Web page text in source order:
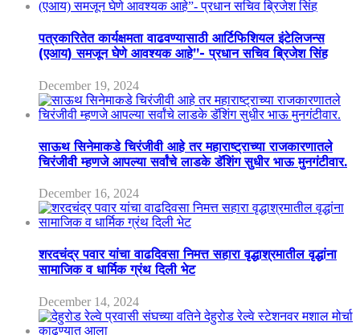
पत्रकारितेत कार्यक्षमता वाढवण्यासाठी आर्टिफिशियल इंटेलिजन्स
(एआय) समजून घेणे आवश्यक आहे”- प्रधान सचिव ब्रिजेश सिंह
December 19, 2024
साऊथ सिनेमाकडे चिरंजीवी आहे तर महाराष्ट्राच्या राजकारणातले
चिरंजीवी म्हणजे आपल्या सर्वांचे लाडके डॅशिंग सुधीर भाऊ मुनगंटीवार.
December 16, 2024
शरदचंद्र पवार यांचा वाढदिवसा निमत्त सहारा वृद्धाश्रमातील वृद्धांना
सामाजिक व धार्मिक ग्रंथ दिली भेट
December 14, 2024